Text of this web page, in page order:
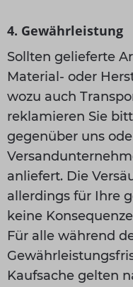
4. Gewährleistung
Sollten gelieferte
Material- oder
wozu auch
reklamieren Sie
gegenüber uns
anliefert. Die
allerdings für Ihre
keine
Für alle während
Kaufsache gelten